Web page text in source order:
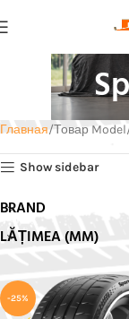
Главная Товар Model
Show sidebar
BRAND
LĂȚIMEA (MM)
-25%